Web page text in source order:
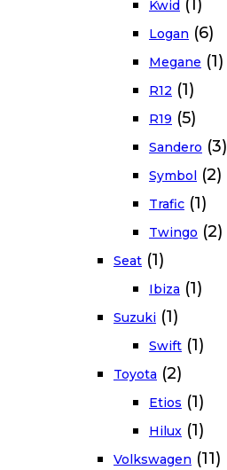
Kwid (1)
Logan (6)
Megane (1)
R12 (1)
R19 (5)
Sandero (3)
Symbol (2)
Trafic (1)
Twingo (2)
Seat (1)
Ibiza (1)
Suzuki (1)
Swift (1)
Toyota (2)
Etios (1)
Hilux (1)
Volkswagen (11)